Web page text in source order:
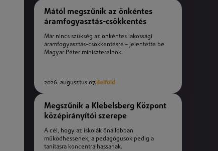
Mától megszűnik az önkéntes
áramfogyasztás-csökkentés
Már nincs szükség az önkéntes lakossági
áramfogyasztás-csökkentésre – jelentette be
Magyar Péter miniszterelnök.
2026. augusztus 07.Belföld
Megszűnik a Klebelsberg Központ
középirányítói szerepe
A cél, hogy az iskolák önállóbban
működhessenek, a pedagógusok pedig a
tanításra koncentrálhassanak.